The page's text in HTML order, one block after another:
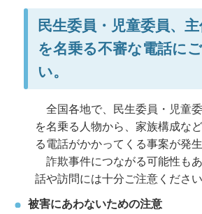
民生委員・児童委員、
を名乗る不審な電話に
い。
全国各地で、民生委員・児童
を名乗る人物から、家族構成な
る電話がかかってくる事案が発
詐欺事件につながる可能性も
話や訪問には十分ご注意ください
被害にあわないための注意